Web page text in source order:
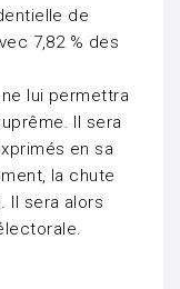
de
7,82 % des
lui permettra
Il sera
en sa
la chute
Il sera alors